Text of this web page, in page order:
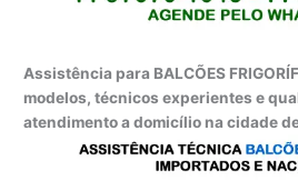
Assistência para BALCÕES
modelos, técnicos experientes e
atendimento a domicílio na cidade